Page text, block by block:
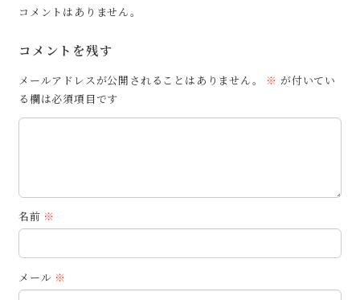
コメントはありません。
コメントを残す
メールアドレスが公開されることはありません。 ※ が付いてい
る欄は必須項目です
名前 ※
メール ※